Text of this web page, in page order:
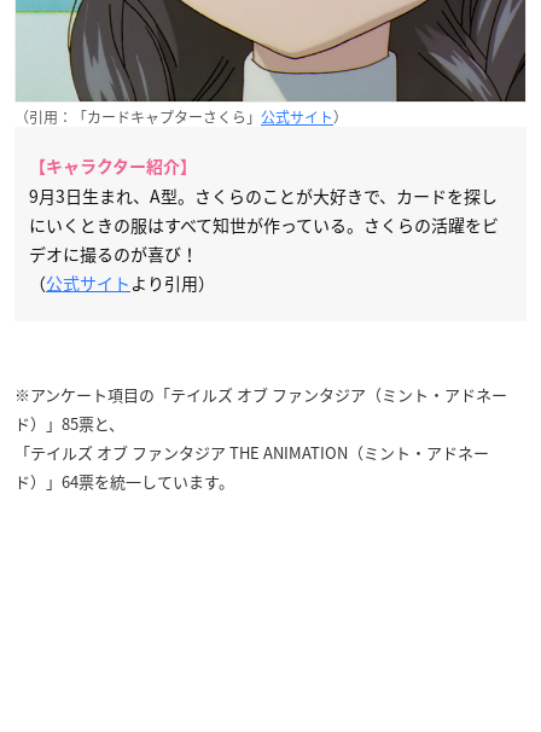
（引用：「カードキャプターさくら」 公式サイト）
【キャラクター紹介】
9月3日生まれ、A型。さくらのことが大好きで、カードを探し
にいくときの服はすべて知世が作っている。さくらの活躍をビ
デオに撮るのが喜び！
（公式サイト より引用）
※アンケート項目の「テイルズ オブ ファンタジア（ミント・アドネー
ド）」85票と、
「テイルズ オブ ファンタジア THE ANIMATION（ミント・アドネー
ド）」64票を統一しています。